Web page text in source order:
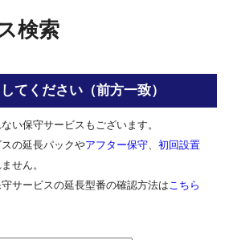
検索
てください（前方一致）
い保守サービスもございます。
の延長パックやアフター保守
初回設置
せん。
サービスの延長型番の確認方法は こちら